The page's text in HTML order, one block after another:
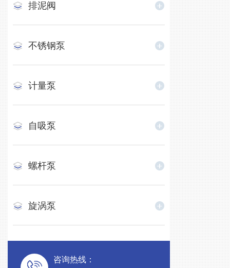
排泥阀
不锈钢泵
计量泵
自吸泵
螺杆泵
旋涡泵
咨询热线：